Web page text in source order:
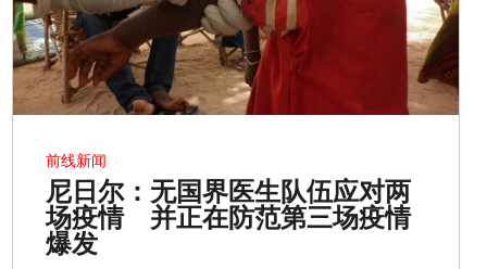
前线新闻
尼日尔：无国界医生队伍应对两
场疫情 并正在防范第三场疫情
爆发